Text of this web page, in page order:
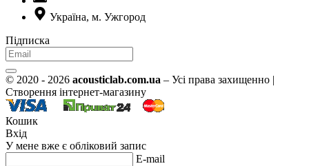
Україна, м. Ужгород
Підписка
© 2020 - 2026 acousticlab.com.ua – Усі права захищенно |
Створення інтернет-магазину
Кошик
Вхід
У мене вже є обліковий запис
E-mail